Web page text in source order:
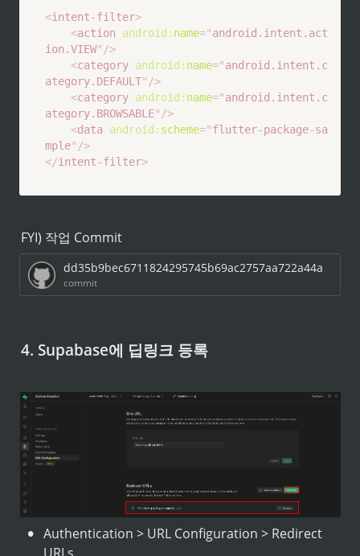
<intent-filter>
<action android: name="android.intent.act
ion.VIEW" />
<category android: name="android.intent.c
ategory.DEFAULT" />
<category android: name="android.intent.c
ategory.BROWSABLE" />
<data android: scheme="flutter-package-sa
mple" />
</intent-filter>
FYI) 작업 Commit
dd35b9bec6711824295745b69ac2757aa722a44a
commit
4. Supabase에 딥링크 등록
• Authentication > URL Configuration > Redirect